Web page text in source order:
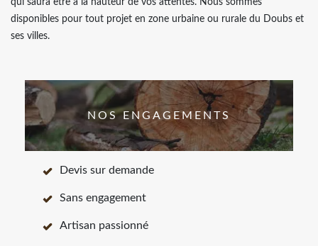
qui saura être à la hauteur de vos attentes. Nous sommes
disponibles pour tout projet en zone urbaine ou rurale du Doubs et
ses villes.
NOS ENGAGEMENTS
Devis sur demande
Sans engagement
Artisan passionné